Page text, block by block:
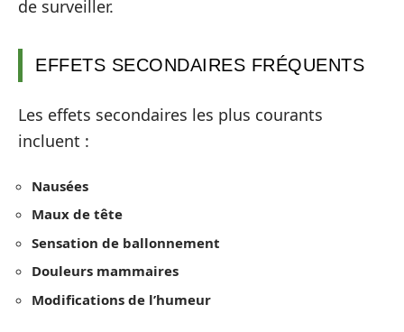
de surveiller.
EFFETS SECONDAIRES FRÉQUENTS
Les effets secondaires les plus courants
incluent :
Nausées
Maux de tête
Sensation de ballonnement
Douleurs mammaires
Modifications de l’humeur